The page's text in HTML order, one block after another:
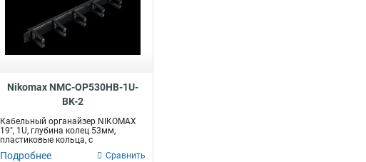
Nikomax NMC-OP530HB-1U-
BK-2
Кабельный органайзер NIKOMAX
19", 1U, глубина колец 53мм,
пластиковые кольца, с
щеточными...
Подробнее Сравнить